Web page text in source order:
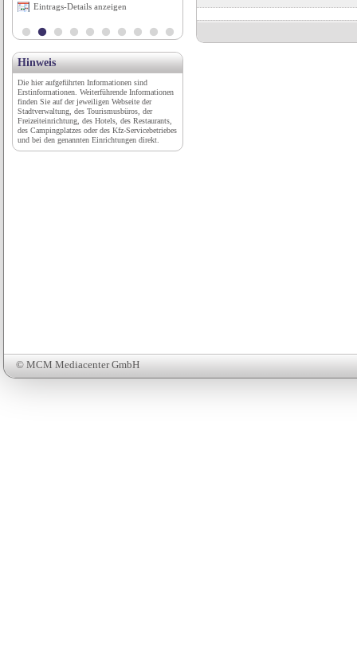
© MCM Mediacenter GmbH
Eintrags-Details anzeigen
Hinweis
Die hier aufgeführten Informationen sind
Erstinformationen. Weiterführende Informationen
finden Sie auf der jeweiligen Webseite der
Stadtverwaltung, des Tourismusbüros, der
Freizeiteinrichtung, des Hotels, des Restaurants,
des Campingplatzes oder des Kfz-Servicebetriebes
und bei den genannten Einrichtungen direkt.